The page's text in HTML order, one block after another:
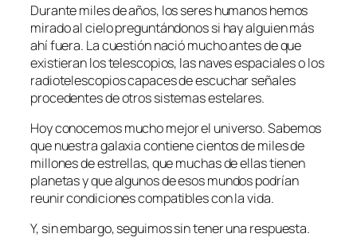
Durante miles de años, los seres humanos hemos
mirado al cielo preguntándonos si hay alguien más
ahí fuera. La cuestión nació mucho antes de que
existieran los telescopios, las naves espaciales o los
radiotelescopios capaces de escuchar señales
procedentes de otros sistemas estelares.
Hoy conocemos mucho mejor el universo. Sabemos
que nuestra galaxia contiene cientos de miles de
millones de estrellas, que muchas de ellas tienen
planetas y que algunos de esos mundos podrían
reunir condiciones compatibles con la vida.
Y, sin embargo, seguimos sin tener una respuesta.